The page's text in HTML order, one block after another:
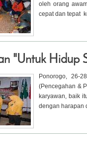
oleh orang
cepat dan tepat
"Untuk Hidup
Ponorogo, 26-
(Pencegahan &
karyawan, baik
dengan harapan